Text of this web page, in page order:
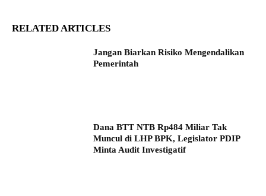
RELATED ARTICLES
Jangan Biarkan Risiko Mengendalikan
Pemerintah
Dana BTT NTB Rp484 Miliar Tak
Muncul di LHP BPK, Legislator PDIP
Minta Audit Investigatif